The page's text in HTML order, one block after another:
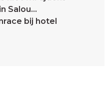
Salou...
bij hotel